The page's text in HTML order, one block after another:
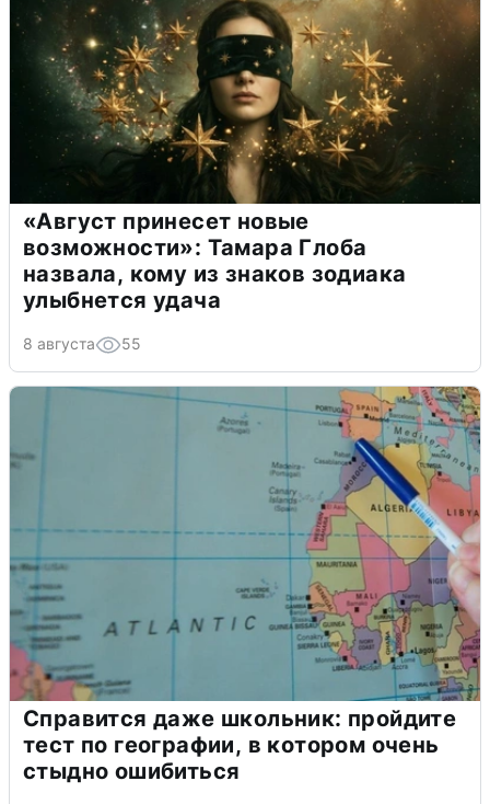
«Август принесет новые
возможности»: Тамара Глоба
назвала, кому из знаков зодиака
улыбнется удача
8 августа 55
Справится даже школьник: пройдите
тест по географии, в котором очень
стыдно ошибиться